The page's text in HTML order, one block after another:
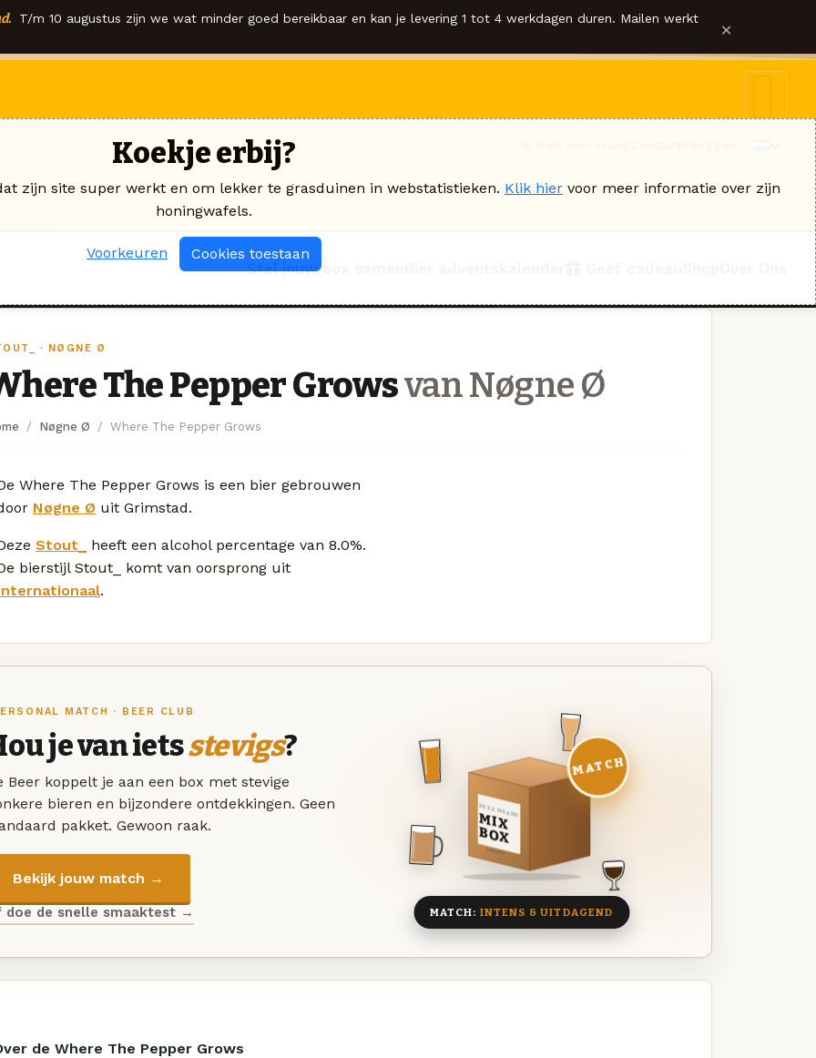
T/m 10 augustus zijn we wat minder goed bereikbaar en kan je levering 1 tot 4 werkdagen duren. Mailen werkt ×
Stel jouw box samen
· NØGNE Ø
The Pepper Growsvan Nøgne Ø
Nøgne Ø Where The Pepper Grows
Where The Pepper Grows is een bier gebrouwen
Nøgne Ø uit Grimstad.
Stout_
heeft een alcohol percentage van 8.0%.
bierstijl Stout_ komt van oorsprong uit
.
MATCH · BEER CLUB
je van ietsstevigs?
Beer koppelt je aan een box met stevige
bieren en bijzondere ontdekkingen. Geen
pakket. Gewoon raak.
Bekijk jouw match →
doe de snelle smaaktest →
DEZE MAAND
MIX
BOX
8 BIEREN
MATCH
MATCH: INTENS & UITDAGEND
de Where The Pepper Grows
Koekje erbij?
zijn site super werkt en om lekker te grasduinen in webstatistieken. Klik hier voor meer informatie over zijn
honingwafels.
Voorkeuren Cookies toestaan